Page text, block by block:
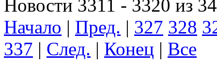
Новости 3311 - 3320 из
Начало | Пред. | 327 328
337 | След. | Конец | Все